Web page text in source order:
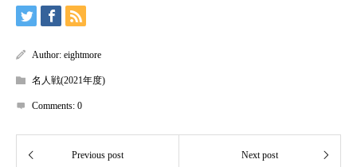
Author: eightmore
名人戦(2021年度)
Comments: 0